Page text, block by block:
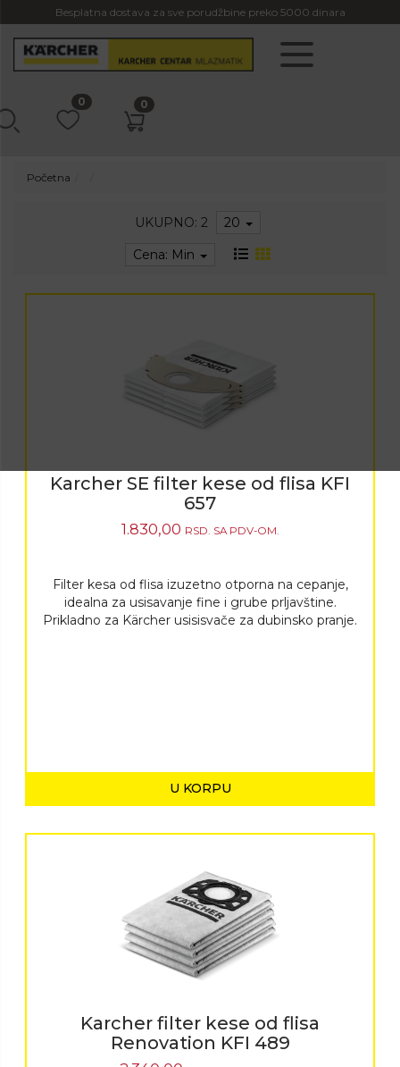
Besplatna dostava za sve porudžbine preko 5000 dinara
0 0
Početna
UKUPNO: 2
20
Cena: Min
Karcher SE filter kese od flisa KFI
657
1.830,00 RSD. SA PDV-OM.
Filter kesa od flisa izuzetno otporna na cepanje,
idealna za usisavanje fine i grube prljavštine.
Prikladno za Kärcher usisisvače za dubinsko pranje.
U KORPU
Karcher filter kese od flisa
Renovation KFI 489